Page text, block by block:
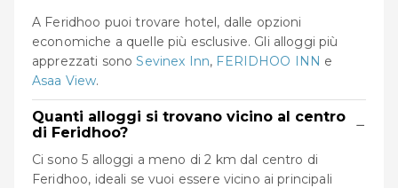
A Feridhoo puoi trovare hotel, dalle opzioni
economiche a quelle più esclusive. Gli alloggi più
apprezzati sonoSevinex Inn, FERIDHOO INN e
Asaa View.
Quanti alloggi si trovano vicino al centro
di Feridhoo?
−
Ci sono 5 alloggi a meno di 2 km dal centro di
Feridhoo, ideali se vuoi essere vicino ai principali